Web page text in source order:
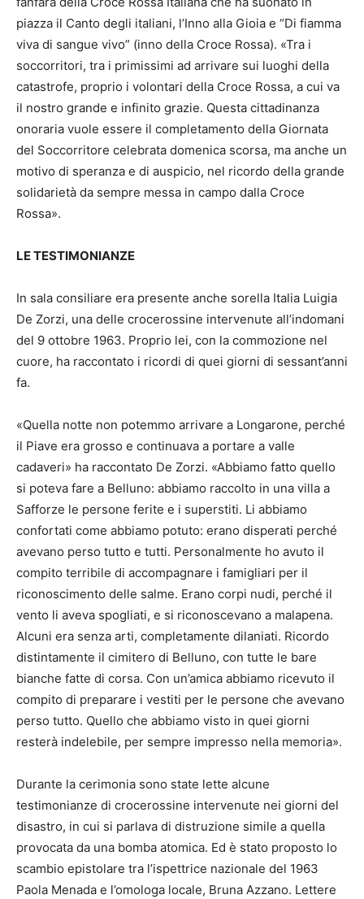
piazza il Canto degli italiani, l’Inno alla Gioia e “Di fiamma
viva di sangue vivo” (inno della Croce Rossa). «Tra i
soccorritori, tra i primissimi ad arrivare sui luoghi della
catastrofe, proprio i volontari della Croce Rossa, a cui va
il nostro grande e infinito grazie. Questa cittadinanza
onoraria vuole essere il completamento della Giornata
del Soccorritore celebrata domenica scorsa, ma anche un
motivo di speranza e di auspicio, nel ricordo della grande
solidarietà da sempre messa in campo dalla Croce
Rossa».
LE TESTIMONIANZE
In sala consiliare era presente anche sorella Italia Luigia
De Zorzi, una delle crocerossine intervenute all’indomani
del 9 ottobre 1963. Proprio lei, con la commozione nel
cuore, ha raccontato i ricordi di quei giorni di sessant’anni
fa.
«Quella notte non potemmo arrivare a Longarone, perché
il Piave era grosso e continuava a portare a valle
cadaveri» ha raccontato De Zorzi. «Abbiamo fatto quello
si poteva fare a Belluno: abbiamo raccolto in una villa a
Safforze le persone ferite e i superstiti. Li abbiamo
confortati come abbiamo potuto: erano disperati perché
avevano perso tutto e tutti. Personalmente ho avuto il
compito terribile di accompagnare i famigliari per il
riconoscimento delle salme. Erano corpi nudi, perché il
vento li aveva spogliati, e si riconoscevano a malapena.
Alcuni era senza arti, completamente dilaniati. Ricordo
distintamente il cimitero di Belluno, con tutte le bare
bianche fatte di corsa. Con un’amica abbiamo ricevuto il
compito di preparare i vestiti per le persone che avevano
perso tutto. Quello che abbiamo visto in quei giorni
resterà indelebile, per sempre impresso nella memoria».
Durante la cerimonia sono state lette alcune
testimonianze di crocerossine intervenute nei giorni del
disastro, in cui si parlava di distruzione simile a quella
provocata da una bomba atomica. Ed è stato proposto lo
scambio epistolare tra l’ispettrice nazionale del 1963
Paola Menada e l’omologa locale, Bruna Azzano. Lettere